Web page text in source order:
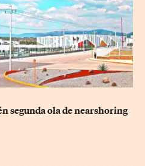
segunda ola de nearshoring